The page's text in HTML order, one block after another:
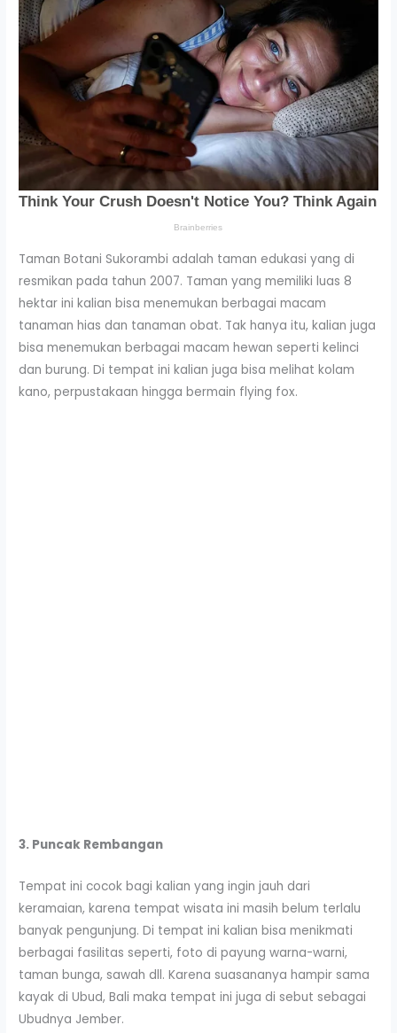
Taman Botani Sukorambi adalah taman edukasi yang di
resmikan pada tahun 2007. Taman yang memiliki luas 8
hektar ini kalian bisa menemukan berbagai macam
tanaman hias dan tanaman obat. Tak hanya itu, kalian juga
bisa menemukan berbagai macam hewan seperti kelinci
dan burung. Di tempat ini kalian juga bisa melihat kolam
kano, perpustakaan hingga bermain flying fox.
3. Puncak Rembangan
Tempat ini cocok bagi kalian yang ingin jauh dari
keramaian, karena tempat wisata ini masih belum terlalu
banyak pengunjung. Di tempat ini kalian bisa menikmati
berbagai fasilitas seperti, foto di payung warna-warni,
taman bunga, sawah dll. Karena suasananya hampir sama
kayak di Ubud, Bali maka tempat ini juga di sebut sebagai
Ubudnya Jember.